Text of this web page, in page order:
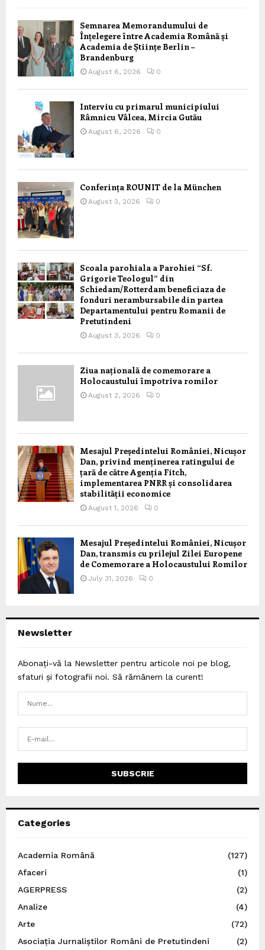
Semnarea Memorandumului de
Înțelegere între Academia Română și
Academia de Științe Berlin –
Brandenburg
August 6, 2026 0
Interviu cu primarul municipiului
Râmnicu Vâlcea, Mircia Gutău
August 6, 2026 0
Conferința ROUNIT de la München
August 3, 2026 0
Scoala parohiala a Parohiei “Sf.
Grigorie Teologul” din
Schiedam/Rotterdam beneficiaza de
fonduri nerambursabile din partea
Departamentului pentru Romanii de
Pretutindeni
August 3, 2026 0
Ziua națională de comemorare a
Holocaustului împotriva romilor
August 2, 2026 0
Mesajul Președintelui României, Nicușor
Dan, privind menținerea ratingului de
țară de către Agenția Fitch,
implementarea PNRR și consolidarea
stabilității economice
August 1, 2026 0
Mesajul Președintelui României, Nicușor
Dan, transmis cu prilejul Zilei Europene
de Comemorare a Holocaustului Romilor
July 31, 2026 0
Newsletter
Abonați-vă la Newsletter pentru articole noi pe blog,
sfaturi și fotografii noi. Să rămânem la curent!
Categories
Academia Română
(127)
Afaceri
(1)
AGERPRESS
(2)
Analize
(4)
Arte
(72)
Asociația Jurnaliștilor Români de Pretutindeni
(2)